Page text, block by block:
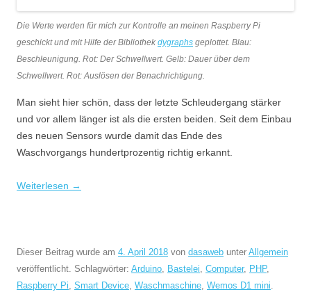
Die Werte werden für mich zur Kontrolle an meinen Raspberry Pi
geschickt und mit Hilfe der Bibliothek dygraphs geplottet. Blau:
Beschleunigung. Rot: Der Schwellwert. Gelb: Dauer über dem
Schwellwert. Rot: Auslösen der Benachrichtigung.
Man sieht hier schön, dass der letzte Schleudergang stärker
und vor allem länger ist als die ersten beiden. Seit dem Einbau
des neuen Sensors wurde damit das Ende des
Waschvorgangs hundertprozentig richtig erkannt.
Weiterlesen →
Dieser Beitrag wurde am 4. April 2018 von dasaweb unter Allgemein
veröffentlicht. Schlagwörter: Arduino Bastelei Computer, PHP,
Raspberry Pi Smart Device Waschmaschine Wemos D1 mini